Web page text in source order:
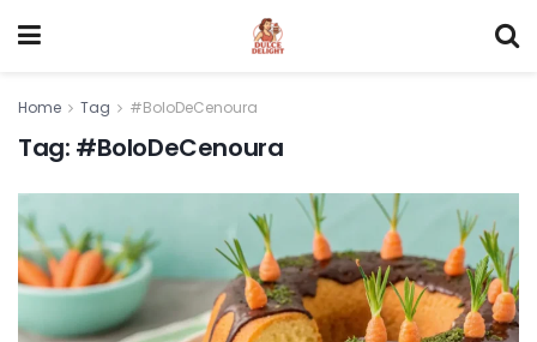
Home Tag #BoloDeCenoura
Tag: #BoloDeCenoura